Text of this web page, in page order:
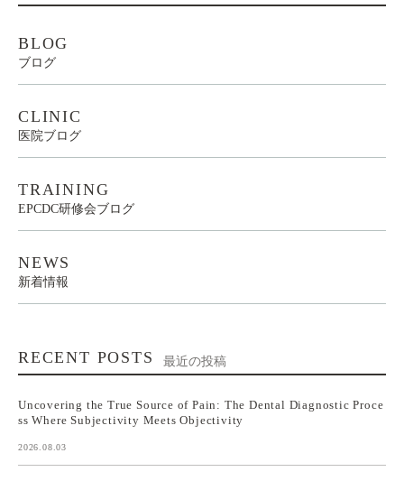
BLOG
ブログ
CLINIC
医院ブログ
TRAINING
EPCDC研修会ブログ
NEWS
新着情報
RECENT POSTS 最近の投稿
Uncovering the True Source of Pain: The Dental Diagnostic Proce
ss Where Subjectivity Meets Objectivity
2026.08.03